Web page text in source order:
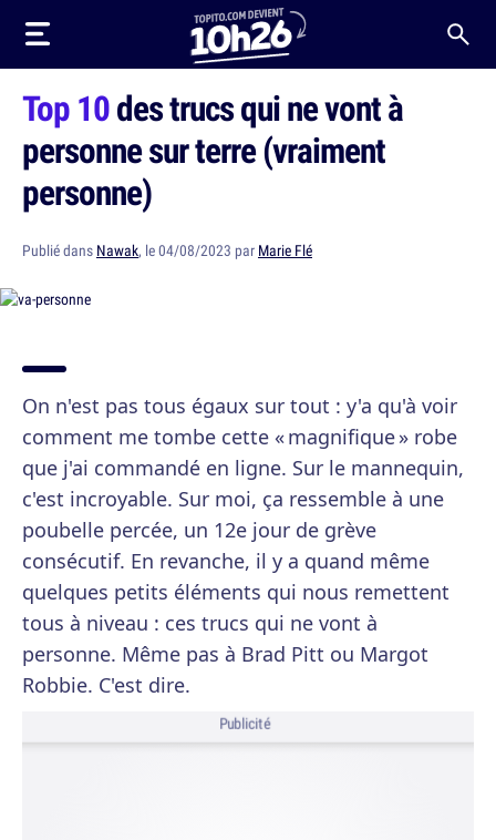
Top 10des trucs qui ne vont à
personne sur terre (vraiment
personne)
Publié dans Nawak, le 04/08/2023 par Marie Flé
On n'est pas tous égaux sur tout : y'a qu'à voir
comment me tombe cette « magnifique » robe
que j'ai commandé en ligne. Sur le mannequin,
c'est incroyable. Sur moi, ça ressemble à une
poubelle percée, un 12e jour de grève
consécutif. En revanche, il y a quand même
quelques petits éléments qui nous remettent
tous à niveau : ces trucs qui ne vont à
personne. Même pas à Brad Pitt ou Margot
Robbie. C'est dire.
Publicité